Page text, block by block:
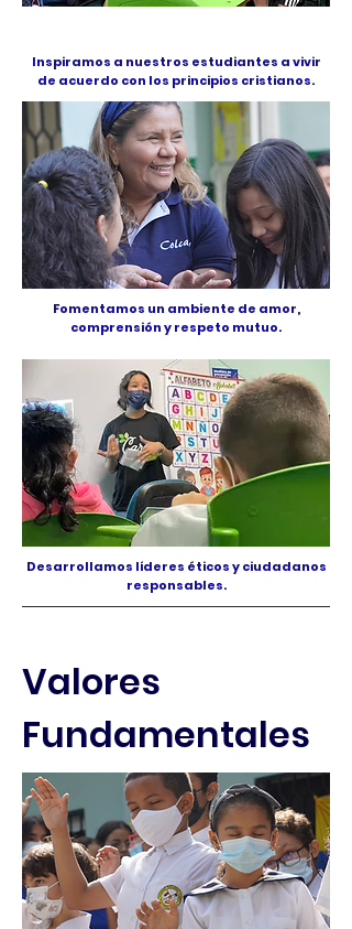
Inspiramos a nuestros estudiantes a vivir
de acuerdo con los principios cristianos.
Fomentamos un ambiente de amor,
comprensión y respeto mutuo.
Desarrollamos líderes éticos y ciudadanos
responsables.
Valores
Fundamentales